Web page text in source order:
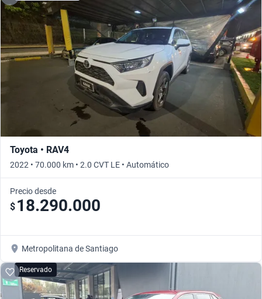
Toyota • RAV4
2022 • 70.000 km • 2.0 CVT LE • Automático
Precio desde
$ 18.290.000
Metropolitana de Santiago
Reservado